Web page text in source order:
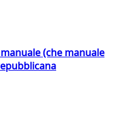
(che manuale